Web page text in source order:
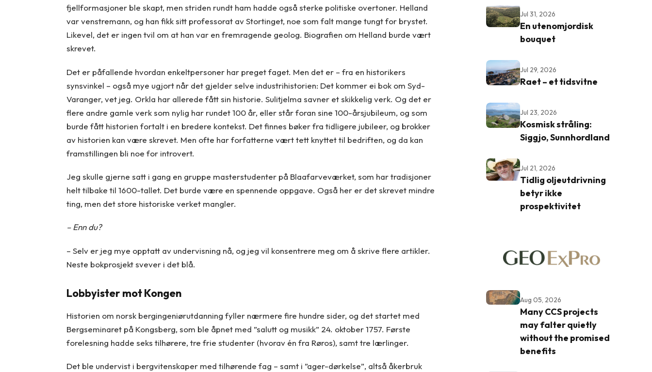
fjellformasjoner ble skapt, men striden rundt ham hadde også sterke politiske overtoner. Helland
var venstremann, og han fikk sitt professorat av Stortinget, noe som falt mange tungt for brystet.
Likevel, det er ingen tvil om at han var en fremragende geolog. Biografien om Helland burde vært
skrevet.
Det er påfallende hvordan enkeltpersoner har preget faget. Men det er – fra en historikers
synsvinkel – også mye ugjort når det gjelder selve industrihistorien: Det kommer ei bok om Syd-
Varanger, vet jeg. Orkla har allerede fått sin historie. Sulitjelma savner et skikkelig verk. Og det er
flere andre gamle verk som nylig har rundet 100 år, eller står foran sine 100-årsjubileum, og som
burde fått historien fortalt i en bredere kontekst. Det finnes bøker fra tidligere jubileer, og brokker
av historien kan være skrevet. Men ofte har forfatterne vært tett knyttet til bedriften, og da kan
framstillingen bli noe for introvert.
Jeg skulle gjerne satt i gang en gruppe masterstudenter på Blaafarveværket, som har tradisjoner
helt tilbake til 1600-tallet. Det burde være en spennende oppgave. Også her er det skrevet mindre
ting, men det store historiske verket mangler.
– Enn du?
– Selv er jeg mye opptatt av undervisning nå, og jeg vil konsentrere meg om å skrive flere artikler.
Neste bokprosjekt svever i det blå.
Lobbyister mot Kongen
Historien om norsk bergingeniørutdanning fyller nærmere fire hundre sider, og det startet med
Bergseminaret på Kongsberg, som ble åpnet med ”salutt og musikk” 24. oktober 1757. Første
forelesning hadde seks tilhørere, tre frie studenter (hvorav én fra Røros), samt tre lærlinger.
Det ble undervist i bergvitenskaper med tilhørende fag – samt i ”ager-dørkelse”, altså åkerbruk
Jul 31, 2026
En utenomjordisk
bouquet
Jul 29, 2026
Raet – et tidsvitne
Jul 23, 2026
Kosmisk stråling:
Siggjo, Sunnhordland
Jul 21, 2026
Tidlig oljeutdrivning
betyr ikke
prospektivitet
Aug 05, 2026
Many CCS projects
may falter quietly
without the promised
benefits